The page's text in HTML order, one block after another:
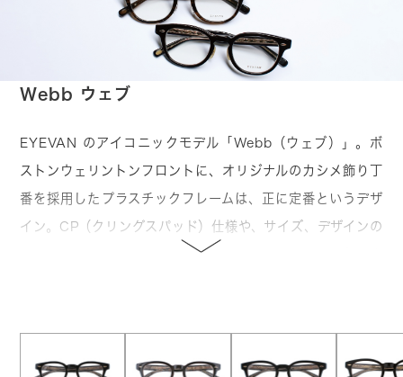
Webb ウェブ
EYEVAN のアイコニックモデル「Webb（ウェブ）」。ボ
ストンウェリントンフロントに、オリジナルのカシメ飾り丁
番を採用したプラスチックフレームは、正に定番というデザ
イン。CP（クリングスパッド）仕様や、サイズ、デザインの
バリエーションも豊富なので自分に合った1本に出合えま